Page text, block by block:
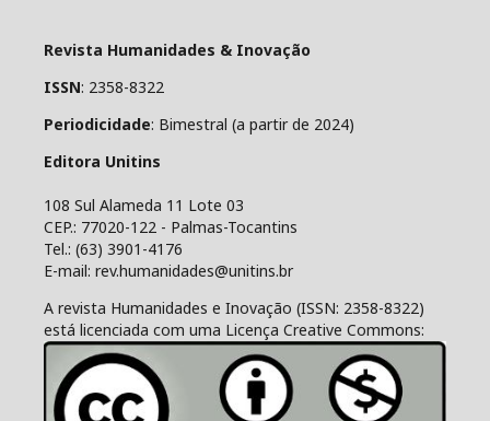
Revista Humanidades & Inovação
ISSN: 2358-8322
Periodicidade: Bimestral (a partir de 2024)
Editora Unitins
108 Sul Alameda 11 Lote 03
CEP.: 77020-122 - Palmas-Tocantins
Tel.: (63) 3901-4176
E-mail: rev.humanidades@unitins.br
A revista Humanidades e Inovação (ISSN: 2358-8322)
está licenciada com uma Licença Creative Commons: